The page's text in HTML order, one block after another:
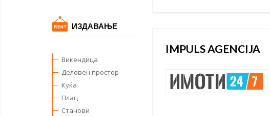
ИЗДАВАЊЕ
Викендица
Деловен простор
Куќа
Плац
Станови
IMPULS AGENCIJA